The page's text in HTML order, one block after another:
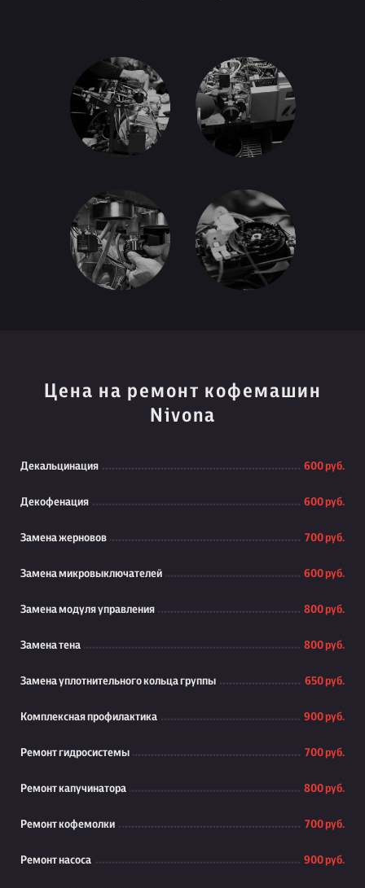
Цена на ремонт кофемашин
Nivona
Декальцинация 600 руб.
Декофенация 600 руб.
Замена жерновов 700 руб.
Замена микровыключателей 600 руб.
Замена модуля управления 800 руб.
Замена тена 800 руб.
Замена уплотнительного кольца группы 650 руб.
Комплексная профилактика 900 руб.
Ремонт гидросистемы 700 руб.
Ремонт капучинатора 800 руб.
Ремонт кофемолки 700 руб.
Ремонт насоса 900 руб.